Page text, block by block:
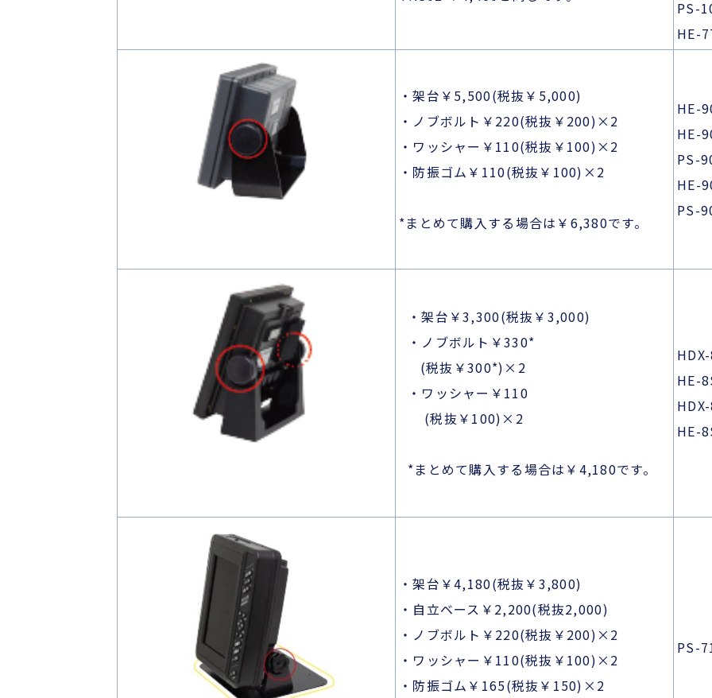
PS-
HE-
・架台￥5,500(税抜￥5,000)
・ノブボルト￥220(税抜￥200)×2
・ワッシャー￥110(税抜￥100)×2
・防振ゴム￥110(税抜￥100)×2
*まとめて購入する場合は￥6,380です。
HE-
HE-
PS-
HE-
PS-
・架台￥3,300(税抜￥3,000)
・ノブボルト￥330*
(税抜￥300*)×2
・ワッシャー￥110
(税抜￥100)×2
*まとめて購入する場合は￥4,180です。
HE-
HE-
・架台￥4,180(税抜￥3,800)
・自立ベース￥2,200(税抜2,000)
・ノブボルト￥220(税抜￥200)×2
・ワッシャー￥110(税抜￥100)×2
・防振ゴム￥165(税抜￥150)×2
PS-